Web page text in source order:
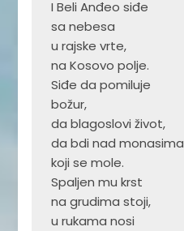
I Beli Anđeo siđe
sa nebesa
u rajske vrte,
na Kosovo polje.
Siđe da pomiluje
božur,
da blagoslovi život,
da bdi nad monasima
koji se mole.
Spaljen mu krst
na grudima stoji,
u rukama nosi